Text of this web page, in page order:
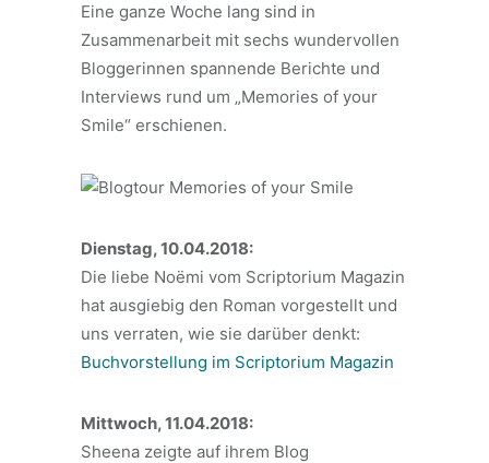
Eine ganze Woche lang sind in
Zusammenarbeit mit sechs wundervollen
Bloggerinnen spannende Berichte und
Interviews rund um „Memories of your
Smile“ erschienen.
Dienstag, 10.04.2018:
Die liebe Noëmi vom Scriptorium Magazin
hat ausgiebig den Roman vorgestellt und
uns verraten, wie sie darüber denkt:
Buchvorstellung im Scriptorium Magazin
Mittwoch, 11.04.2018:
Sheena zeigte auf ihrem Blog